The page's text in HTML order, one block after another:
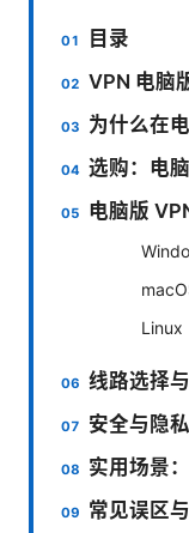
目录
VPN 电脑
为什么在
选购：电
电脑版
Linux
线路选择
安全与隐
实用场景
常见误区